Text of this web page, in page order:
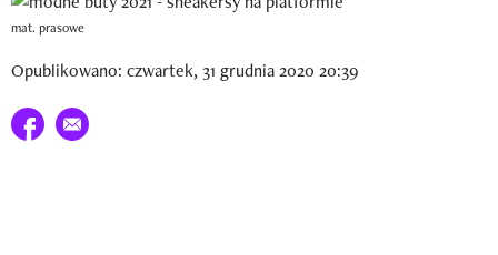
mat. prasowe
Opublikowano: czwartek, 31 grudnia 2020 20:39
Udostępnij na facebook
E-mail do przyjaciela